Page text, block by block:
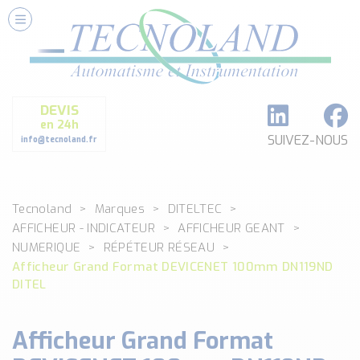
DEVIS
en 24h
info@tecnoland.fr SUIVEZ-NOUS
Nos Services
Conseils et Fourniture
Formation et Assistance
Architecture I-O Link multi fabricants
Classé par catégorie
DEBIT
DETECTION
Voir toutes les catégories …
Tecnoland Marques
DITELTEC
AFFICHEUR - INDICATEUR
AFFICHEUR GEANT
NUMERIQUE
RÉPÉTEUR RÉSEAU
Afficheur Grand Format DEVICENET 100mm DN119ND
DITEL
Afficheur Grand Format